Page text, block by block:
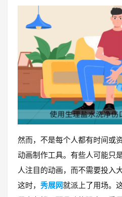
然而，不是每个人都有时间或
动画制作工具。有些人可能只
人注目的动画，而不需要投入
这时， 秀展网就派上了用场。